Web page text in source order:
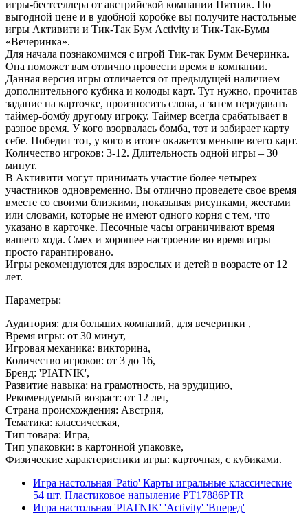
игры-бестселлера от австрийской компании Пятник. По
выгодной цене и в удобной коробке вы получите настольные
игры Активити и Тик-Так Бум Activity и Тик-Так-Бумм
«Вечеринка».
Для начала познакомимся с игрой Тик-так Бумм Вечеринка.
Она поможет вам отлично провести время в компании.
Данная версия игры отличается от предыдущей наличием
дополнительного кубика и колоды карт. Тут нужно, прочитав
задание на карточке, произносить слова, а затем передавать
таймер-бомбу другому игроку. Таймер всегда срабатывает в
разное время. У кого взорвалась бомба, тот и забирает карту
себе. Победит тот, у кого в итоге окажется меньше всего карт.
Количество игроков: 3-12. Длительность одной игры – 30
минут.
В Активити могут принимать участие более четырех
участников одновременно. Вы отлично проведете свое время
вместе со своими близкими, показывая рисунками, жестами
или словами, которые не имеют одного корня с тем, что
указано в карточке. Песочные часы ограничивают время
вашего хода. Смех и хорошее настроение во время игры
просто гарантировано.
Игры рекомендуются для взрослых и детей в возрасте от 12
лет.
Параметры:
Аудитория: для больших компаний, для вечеринки ,
Время игры: от 30 минут,
Игровая механика: викторина,
Количество игроков: от 3 до 16,
Бренд: 'PIATNIK',
Развитие навыка: на грамотность, на эрудицию,
Рекомендуемый возраст: от 12 лет,
Страна происхождения: Австрия,
Тематика: классическая,
Тип товара: Игра,
Тип упаковки: в картонной упаковке,
Физические характеристики игры: карточная, с кубиками.
Игра настольная 'Patio' Карты игральные классические
54 шт. Пластиковое напыление PT17886PTR
Игра настольная 'PIATNIK' 'Activity' 'Вперед'